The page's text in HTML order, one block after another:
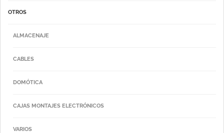
OTROS
ALMACENAJE
CABLES
DOMÓTICA
CAJAS MONTAJES ELECTRÓNICOS
VARIOS